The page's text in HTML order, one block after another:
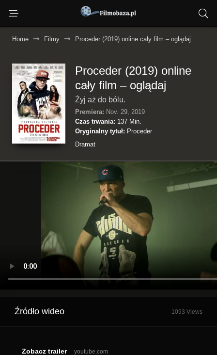
Home Filmy Proceder (2019) online cały film – oglądaj
Proceder (2019) online
cały film – oglądaj
Żyj aż do bólu.
Premiera: Nov. 29, 2019
Czas trwania: 137 Min.
Oryginalny tytuł: Proceder
Dramat
Źródło wideo 1093 Views
Zobacz trailer youtube.com